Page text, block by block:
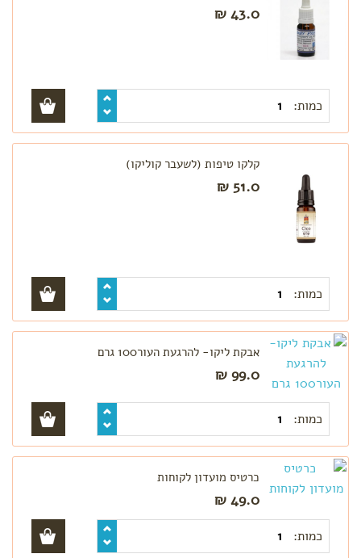
43.0 ₪
כמות:
קלקו טיפות (לשעבר קוליקו)
51.0 ₪
כמות:
אבקת ליקו- להרגעת העור100 גרם
99.0 ₪
כמות:
כרטיס מועדון לקוחות
49.0 ₪
כמות: